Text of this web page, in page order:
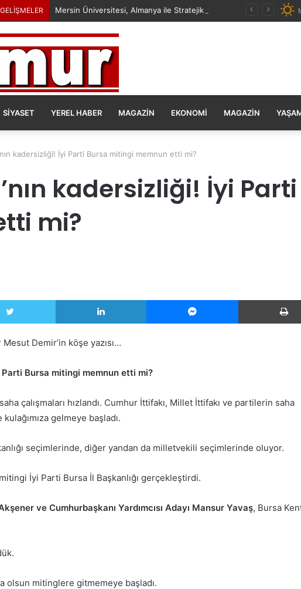
SIYASET YEREL HABER MAGAZIN EKONOMI MAGAZIN
kadersizliği! İyi Parti Bursa mitingi memnun etti mi?
kadersizliği! İyi
mi?
Twitter LinkedIn Messenger
Demir’in köşe yazısı…
Parti Bursa mitingi memnun etti mi?
çalışmaları hızlandı. Cumhur İttifakı, Millet İttifakı ve partilerin saha
gelmeye başladı.
seçimlerinde, diğer yandan da milletvekili seçimlerinde oluyor.
İyi Parti Bursa İl Başkanlığı gerçekleştirdi.
ve Cumhurbaşkanı Yardımcısı Adayı Mansur Yavaş, Bursa
olsun mitinglere gitmemeye başladı.